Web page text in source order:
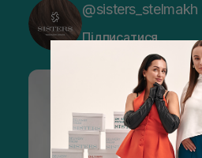
Підписатися